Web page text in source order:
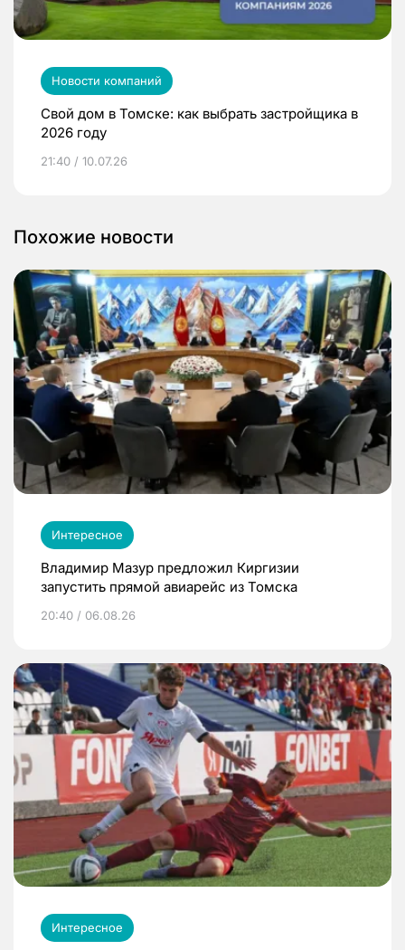
Новости компаний
Свой дом в Томске: как выбрать застройщика в
2026 году
21:40 / 10.07.26
Похожие новости
Интересное
Владимир Мазур предложил Киргизии
запустить прямой авиарейс из Томска
20:40 / 06.08.26
Интересное